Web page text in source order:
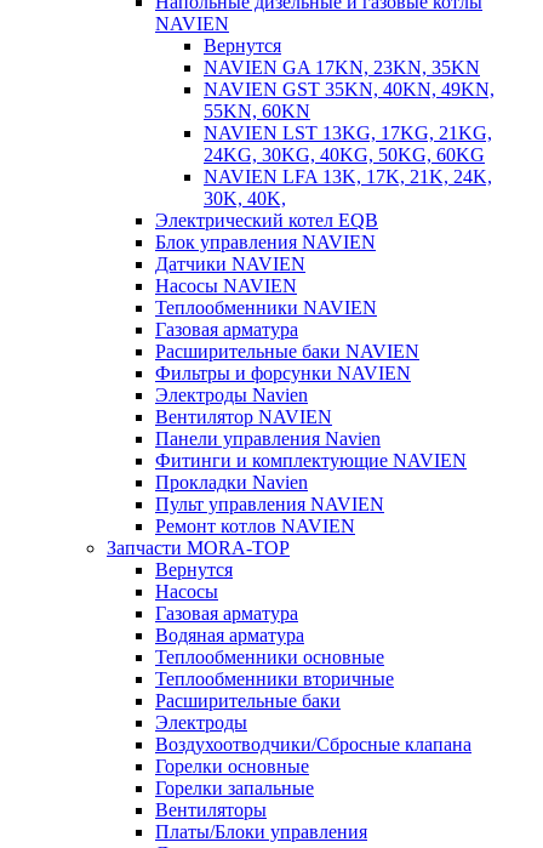
NAVIEN
Вернутся
NAVIEN GA 17KN, 23KN, 35KN
NAVIEN GST 35KN, 40KN, 49KN,
55KN, 60KN
NAVIEN LST 13KG, 17KG, 21KG,
24KG, 30KG, 40KG, 50KG, 60KG
NAVIEN LFA 13K, 17K, 21K, 24K,
30K, 40K,
Электрический котел EQB
Блок управления NAVIEN
Датчики NAVIEN
Насосы NAVIEN
Теплообменники NAVIEN
Газовая арматура
Расширительные баки NAVIEN
Фильтры и форсунки NAVIEN
Электроды Navien
Вентилятор NAVIEN
Панели управления Navien
Фитинги и комплектующие NAVIEN
Прокладки Navien
Пульт управления NAVIEN
Ремонт котлов NAVIEN
Запчасти MORA-TOP
Вернутся
Насосы
Газовая арматура
Водяная арматура
Теплообменники основные
Теплообменники вторичные
Расширительные баки
Электроды
Воздухоотводчики/Сбросные клапана
Горелки основные
Горелки запальные
Вентиляторы
Платы/Блоки управления